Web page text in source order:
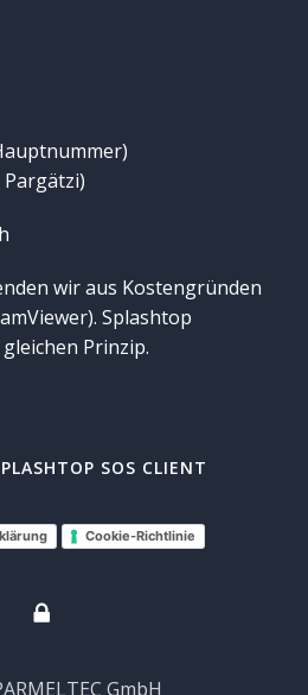
Pargätzi)
wir aus Kostengründen
Splashtop
Prinzip.
SOS CLIENT
Cookie-Richtlinie
GmbH